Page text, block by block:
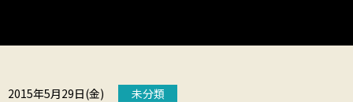
2015年5月29日(金) 未分類